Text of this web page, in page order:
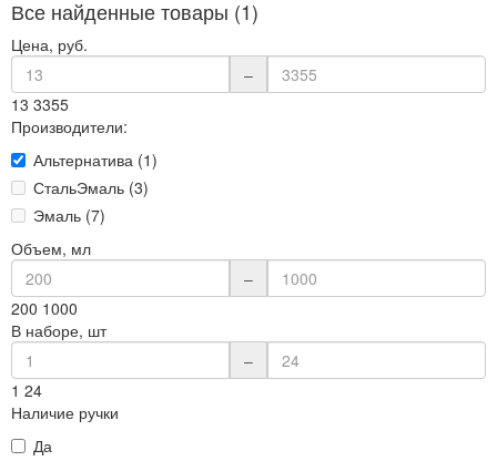
Все найденные товары (1)
Цена, руб.
–
13 3355
Производители:
Альтернатива (1)
СтальЭмаль (3)
Эмаль (7)
Объем, мл
–
200 1000
В наборе, шт
–
1 24
Наличие ручки
Да